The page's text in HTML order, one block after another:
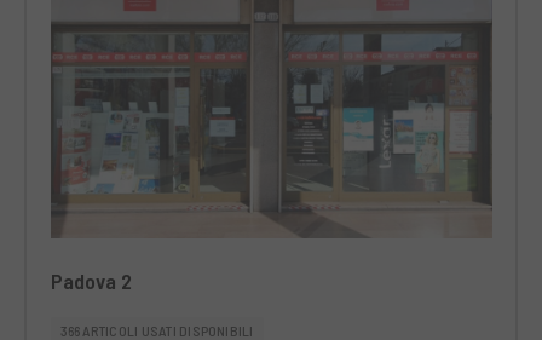
Padova 2
366 ARTICOLI USATI DISPONIBILI